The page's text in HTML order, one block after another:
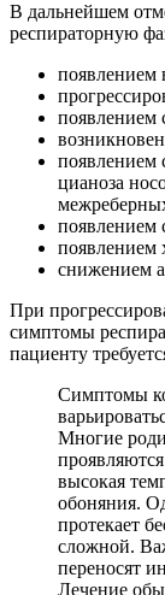
В дальнейшем
респираторную
появлением
появлением
появлением
цианоза
появлением
появлением
снижением
При
симптомы
пациенту
Симптомы
Многие
высокая
обоняния.
протекает
сложной.
переносят
Лечение